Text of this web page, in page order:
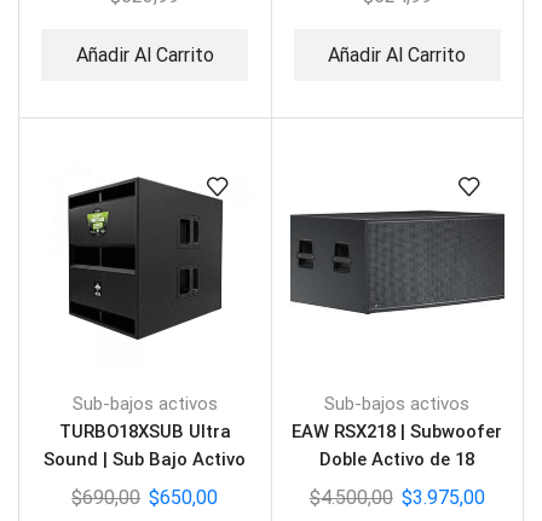
Añadir Al Carrito Añadir Al Carrito
Sub-bajos activos
TURBO18XSUB Ultra
Sound | Sub Bajo Activo
18″
$690,00 $650,00
Sub-bajos activos
EAW RSX218 | Subwoofer
Doble Activo de 18
pulgadas
$4.500,00 $3.975,00